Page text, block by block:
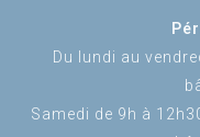
Du lundi au
Samedi de 9h à